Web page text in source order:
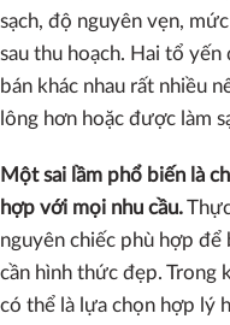
sạch, độ nguyên vẹn,
sau thu hoạch. Hai tổ
bán khác nhau rất nhiều
lông hơn hoặc được làm
Một sai lầm phổ biến là
hợp với mọi nhu cầu.
nguyên chiếc phù hợp để
cần hình thức đẹp. Trong
có thể là lựa chọn hợp lý